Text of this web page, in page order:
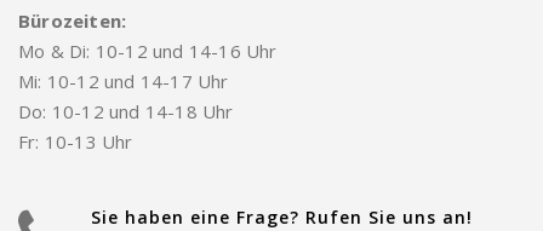
Bürozeiten:
Mo & Di: 10-12 und 14-16 Uhr
Mi: 10-12 und 14-17 Uhr
Do: 10-12 und 14-18 Uhr
Fr: 10-13 Uhr
Sie haben eine Frage? Rufen Sie uns an!